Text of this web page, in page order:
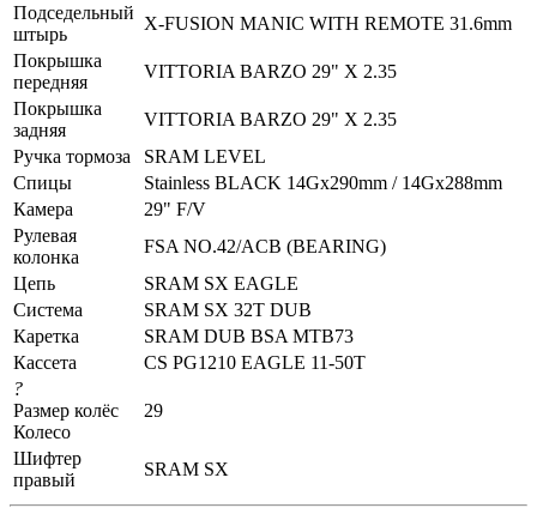
Подседельный
штырь
X-FUSION MANIC WITH REMOTE 31.6mm
Покрышка
передняя
VITTORIA BARZO 29" X 2.35
Покрышка
задняя
VITTORIA BARZO 29" X 2.35
Ручка тормоза
SRAM LEVEL
Спицы
Stainless BLACK 14Gx290mm / 14Gx288mm
Камера
29" F/V
Рулевая
колонка
FSA NO.42/ACB (BEARING)
Цепь
SRAM SX EAGLE
Система
SRAM SX 32T DUB
Каретка
SRAM DUB BSA MTB73
Кассета
CS PG1210 EAGLE 11-50T
?
Размер колёс
Колесо
29
Шифтер
правый
SRAM SX